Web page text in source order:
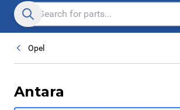
Search entire store here...
Opel
Antara